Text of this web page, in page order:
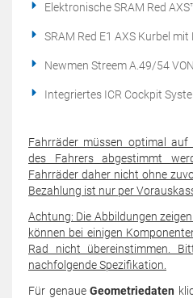
Elektronische SRAM Red
SRAM Red E1 AXS Kurbel
Newmen Streem A.49/54
Integriertes ICR Cockpit
Fahrräder müssen optimal
des Fahrers abgestimmt
Fahrräder daher nicht ohne
Bezahlung ist nur per
Achtung: Die Abbildungen
können bei einigen
Rad nicht übereinstimmen.
nachfolgende Spezifikation.
Für genaue Geometriedaten